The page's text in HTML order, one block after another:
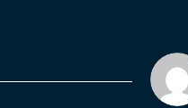
pp m